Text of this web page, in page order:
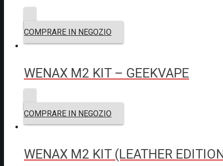
COMPRARE IN NEGOZIO
WENAX M2 KIT – GEEKVAPE
COMPRARE IN NEGOZIO
WENAX M2 KIT (LEATHER